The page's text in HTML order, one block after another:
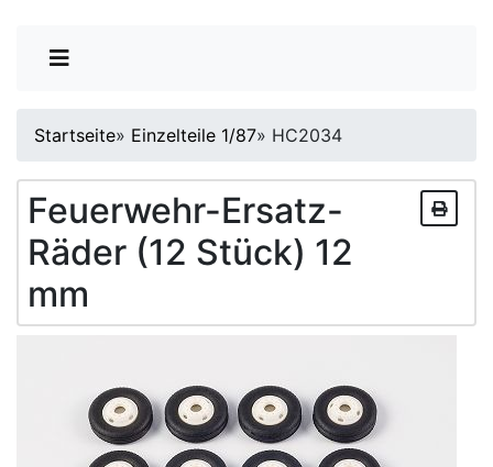
Startseite» Einzelteile 1/87» HC2034
Feuerwehr-Ersatz-
Räder (12 Stück) 12
mm